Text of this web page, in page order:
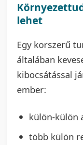
lehet
Egy korszerű
általában
kibocsátással
ember:
külön-külön
több külön